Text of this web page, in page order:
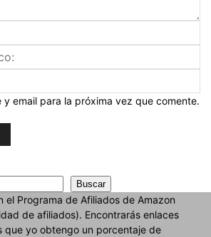
y email para la próxima vez que comente.
Buscar
el Programa de Afiliados de Amazon
de afiliados). Encontrarás enlaces
que yo obtengo un porcentaje de